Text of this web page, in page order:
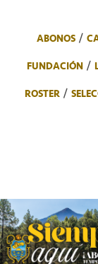
ABONOS
FUNDACIÓN
ROSTER